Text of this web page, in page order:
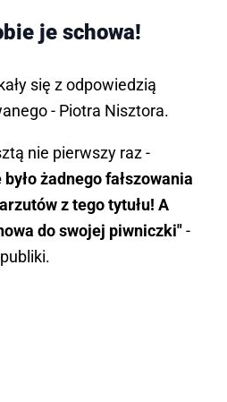
je schowa!
się z odpowiedzią
- Piotra Nisztora.
nie pierwszy raz -
było żadnego fałszowania
z tego tytułu! A
do swojej piwniczki"-